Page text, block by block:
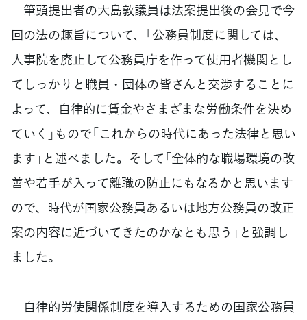
筆頭提出者の大島敦議員は法案提出後の会見で今
回の法の趣旨について、「公務員制度に関しては、
人事院を廃止して公務員庁を作って使用者機関とし
てしっかりと職員・団体の皆さんと交渉することに
よって、自律的に賃金やさまざまな労働条件を決め
ていく」もので「これからの時代にあった法律と思い
ます」と述べました。そして「全体的な職場環境の改
善や若手が入って離職の防止にもなるかと思います
ので、時代が国家公務員あるいは地方公務員の改正
案の内容に近づいてきたのかなとも思う」と強調し
ました。
自律的労使関係制度を導入するための国家公務員